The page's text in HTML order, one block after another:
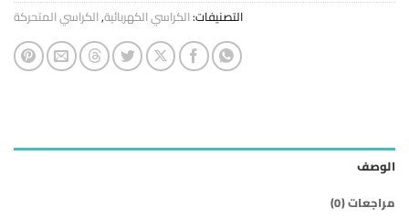
التصنيفات:الكراسي الكهربائية,الكراسي المتحركة
الوصف
مراجعات (0)